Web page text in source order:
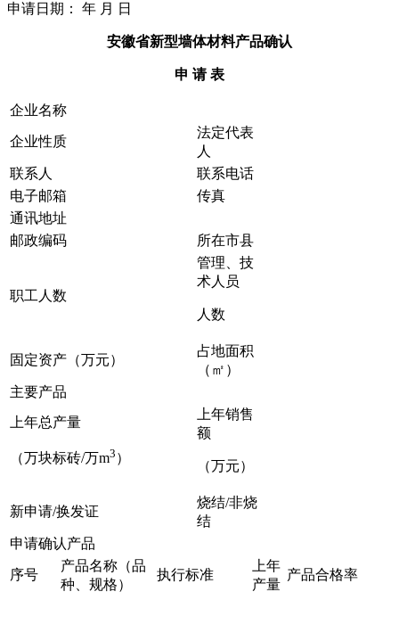
申请日期： 年 月 日
安徽省新型墙体材料产品确认
申 请 表
企业名称
企业性质
法定代表
人
联系人
联系电话
电子邮箱
传真
通讯地址
邮政编码
所在市县
职工人数
管理、技
术人员
人数
固定资产（万元）
占地面积
（㎡）
主要产品
上年总产量
（万块标砖/万m3 ）
上年销售
额
（万元）
新申请/换发证
烧结/非烧
结
申请确认产品
序号
产品名称（品
种、规格）
执行标准
上年
产量
产品合格率